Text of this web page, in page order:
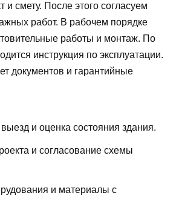
и смету. После этого согласуем
работ. В рабочем порядке
работы и монтаж. По
инструкция по эксплуатации.
документов и гарантийные
и оценка состояния здания.
и согласование схемы
и материалы с